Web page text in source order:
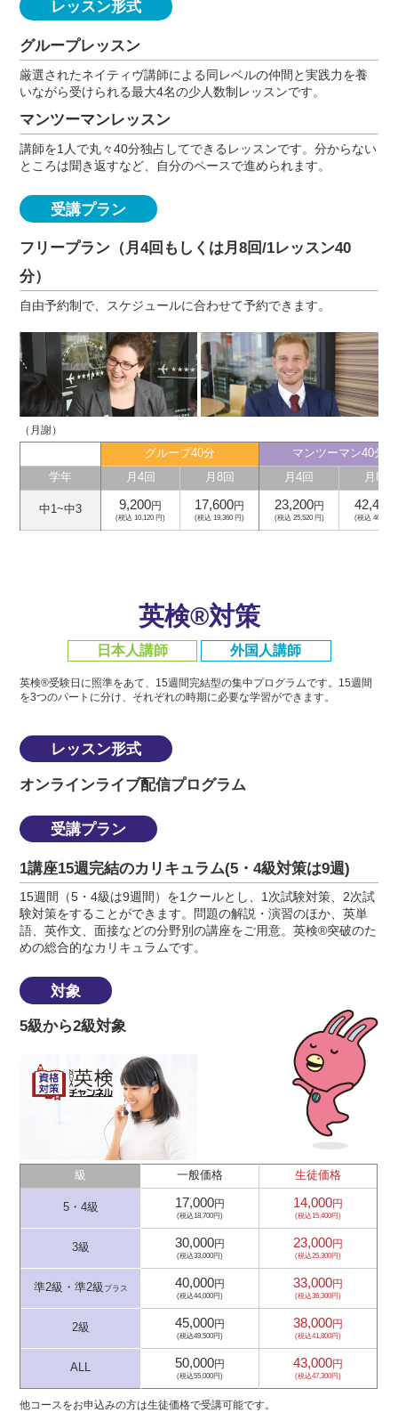
レッスン形式
グループレッスン
厳選されたネイティヴ講師による同レベルの仲間と実践力を養
いながら受けられる最大4名の少人数制レッスンです。
マンツーマンレッスン
講師を1人で丸々40分独占してできるレッスンです。分からない
ところは聞き返すなど、自分のペースで進められます。
受講プラン
フリープラン（月4回もしくは月8回/1レッスン40
分）
自由予約制で、スケジュールに合わせて予約できます。
（月謝）
グループ40分
マンツーマン40分
学年
月4回 月8回 月4回 月8回
中1~中3 9,200円
(税込 10,120 円)
17,600円
(税込 19,360 円)
23,200円
(税込 25,520 円)
42,400
(税込 46,640
英検®対策
日本人講師 外国人講師
英検®受験日に照準をあて、15週間完結型の集中プログラムです。 15週間
を3つのパートに分け、それぞれの時期に必要な学習ができます。
レッスン形式
オンラインライブ配信プログラム
受講プラン
1講座15週完結のカリキュラム(5・4級対策は9週)
15週間（5・4級は9週間）を1クールとし、1次試験対策、2次試
験対策をすることができます。問題の解説・演習のほか、英単
語、英作文、面接などの分野別の講座をご用意。英検®突破のた
めの総合的なカリキュラムです。
対象
5級から2級対象
級 一般価格 生徒価格
5・4級 17,000円
(税込18,700円)
14,000円
(税込15,400円)
3級 30,000円
(税込33,000円)
23,000円
(税込25,300円)
準2級・準2級 プラス 40,000円
(税込44,000円)
33,000円
(税込36,300円)
2級 45,000円
(税込49,500円)
38,000円
(税込41,800円)
ALL 50,000円
(税込55,000円)
43,000円
(税込47,300円)
他コースをお申込みの方は生徒価格で受講可能です。